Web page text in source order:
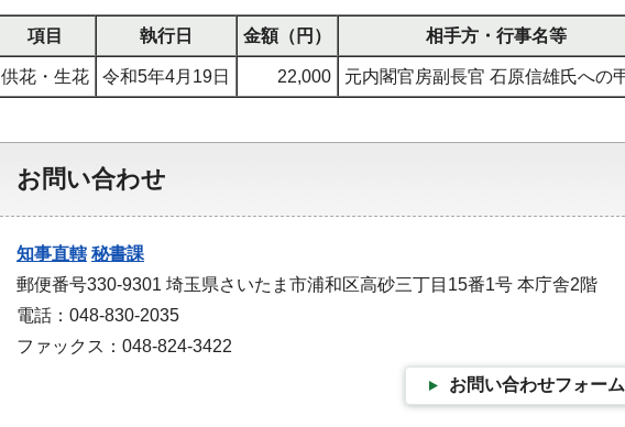
項目 執行日 金額（円） 相手方・行事名等
供花・生花 令和5年4月19日 22,000 元内閣官房副長官 石原信雄氏への
お問い合わせ
知事直轄 秘書課
郵便番号330-9301 埼玉県さいたま市浦和区高砂三丁目15番1号 本庁舎2階
電話：048-830-2035
ファックス：048-824-3422
お問い合わせフォーム